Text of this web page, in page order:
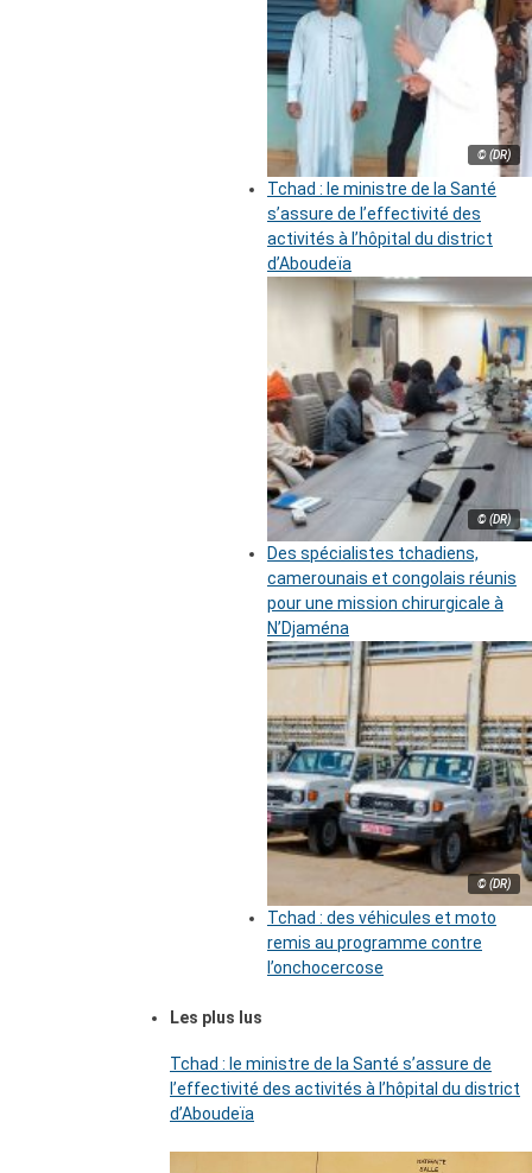
© (DR)
Tchad : le ministre de la Santé
s’assure de l’effectivité des
activités à l’hôpital du district
d’Aboudeïa
© (DR)
Des spécialistes tchadiens,
camerounais et congolais réunis
pour une mission chirurgicale à
N’Djaména
© (DR)
Tchad : des véhicules et moto
remis au programme contre
l’onchocercose
Les plus lus
Tchad : le ministre de la Santé s’assure de
l’effectivité des activités à l’hôpital du district
d’Aboudeïa